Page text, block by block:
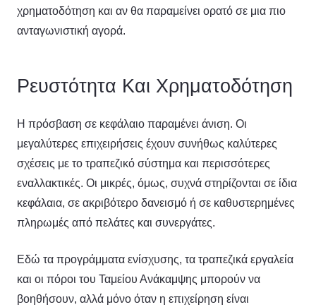
χρηματοδότηση και αν θα παραμείνει ορατό σε μια πιο
ανταγωνιστική αγορά.
Ρευστότητα Και Χρηματοδότηση
Η πρόσβαση σε κεφάλαιο παραμένει άνιση. Οι
μεγαλύτερες επιχειρήσεις έχουν συνήθως καλύτερες
σχέσεις με το τραπεζικό σύστημα και περισσότερες
εναλλακτικές. Οι μικρές, όμως, συχνά στηρίζονται σε ίδια
κεφάλαια, σε ακριβότερο δανεισμό ή σε καθυστερημένες
πληρωμές από πελάτες και συνεργάτες.
Εδώ τα προγράμματα ενίσχυσης, τα τραπεζικά εργαλεία
και οι πόροι του Ταμείου Ανάκαμψης μπορούν να
βοηθήσουν, αλλά μόνο όταν η επιχείρηση είναι